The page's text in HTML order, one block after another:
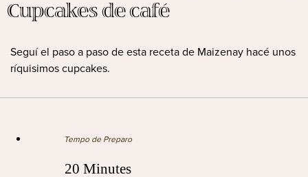
Cupcakes de café
Seguí el paso a paso de esta receta de Maizenay hacé unos
ríquisimos cupcakes.
Tempo de Preparo
20 Minutes